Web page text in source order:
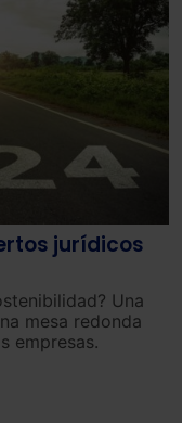
jurídicos
Una
mesa redonda
empresas.